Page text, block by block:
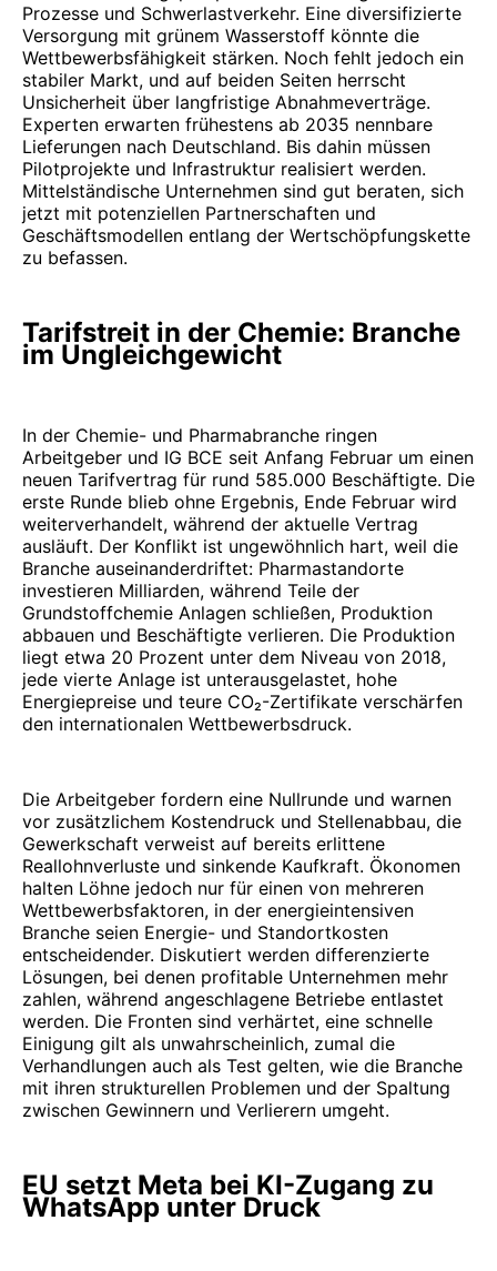
Prozesse und Schwerlastverkehr. Eine diversifizierte
Versorgung mit grünem Wasserstoff könnte die
Wettbewerbsfähigkeit stärken. Noch fehlt jedoch ein
stabiler Markt, und auf beiden Seiten herrscht
Unsicherheit über langfristige Abnahmeverträge.
Experten erwarten frühestens ab 2035 nennbare
Lieferungen nach Deutschland. Bis dahin müssen
Pilotprojekte und Infrastruktur realisiert werden.
Mittelständische Unternehmen sind gut beraten, sich
jetzt mit potenziellen Partnerschaften und
Geschäftsmodellen entlang der Wertschöpfungskette
zu befassen.
Tarifstreit in der Chemie: Branche
im Ungleichgewicht
In der Chemie- und Pharmabranche ringen
Arbeitgeber und IG BCE seit Anfang Februar um einen
neuen Tarifvertrag für rund 585.000 Beschäftigte. Die
erste Runde blieb ohne Ergebnis, Ende Februar wird
weiterverhandelt, während der aktuelle Vertrag
ausläuft. Der Konflikt ist ungewöhnlich hart, weil die
Branche auseinanderdriftet: Pharmastandorte
investieren Milliarden, während Teile der
Grundstoffchemie Anlagen schließen, Produktion
abbauen und Beschäftigte verlieren. Die Produktion
liegt etwa 20 Prozent unter dem Niveau von 2018,
jede vierte Anlage ist unterausgelastet, hohe
Energiepreise und teure CO₂-Zertifikate verschärfen
den internationalen Wettbewerbsdruck.
Die Arbeitgeber fordern eine Nullrunde und warnen
vor zusätzlichem Kostendruck und Stellenabbau, die
Gewerkschaft verweist auf bereits erlittene
Reallohnverluste und sinkende Kaufkraft. Ökonomen
halten Löhne jedoch nur für einen von mehreren
Wettbewerbsfaktoren, in der energieintensiven
Branche seien Energie- und Standortkosten
entscheidender. Diskutiert werden differenzierte
Lösungen, bei denen profitable Unternehmen mehr
zahlen, während angeschlagene Betriebe entlastet
werden. Die Fronten sind verhärtet, eine schnelle
Einigung gilt als unwahrscheinlich, zumal die
Verhandlungen auch als Test gelten, wie die Branche
mit ihren strukturellen Problemen und der Spaltung
zwischen Gewinnern und Verlierern umgeht.
EU setzt Meta bei KI-Zugang zu
WhatsApp unter Druck